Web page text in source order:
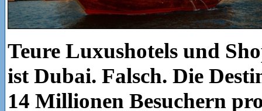
Teure Luxushotels und
ist Dubai. Falsch. Die
14 Millionen Besuchern